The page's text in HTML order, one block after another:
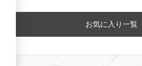
お気に入り一覧